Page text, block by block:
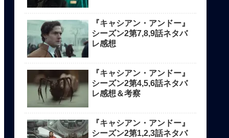
『キャシアン・アンドー』
シーズン2第7,8,9話ネタバ
レ感想
『キャシアン・アンドー』
シーズン2第4,5,6話ネタバ
レ感想＆考察
『キャシアン・アンドー』
シーズン2第1,2,3話ネタバ